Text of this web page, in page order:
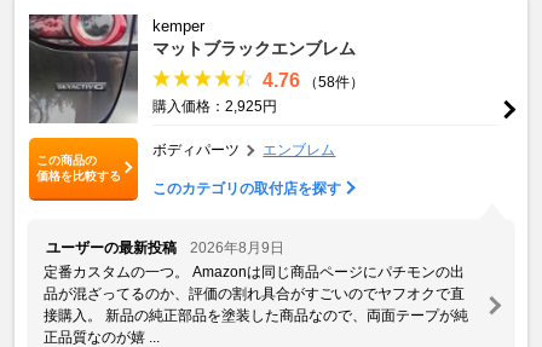
この商品の
価格を比較する
kemper
マットブラックエンブレム
4.76
（58件）
購入価格：2,925円
ボディパーツ エンブレム
このカテゴリの取付店を探す
ユーザーの最新投稿
2026年8月9日
定番カスタムの一つ。 Amazonは同じ商品ページにパチモンの出
品が混ざってるのか、評価の割れ具合がすごいのでヤフオクで直
接購入。 新品の純正部品を塗装した商品なので、両面テープが純
正品質なのが嬉 ...